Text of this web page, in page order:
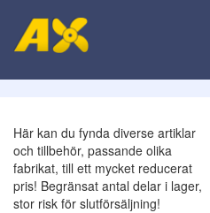
Här kan du fynda diverse artiklar
och tillbehör, passande olika
fabrikat, till ett mycket reducerat
pris! Begränsat antal delar i lager,
stor risk för slutförsäljning!